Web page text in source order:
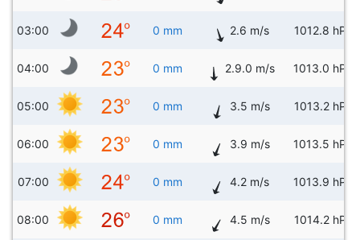
03:00 0 mm 2.6 m/s 1012.8 hPa
04:00 0 mm 2.9.0 m/s 1013.0 hPa
05:00 0 mm 3.5 m/s 1013.2 hPa
06:00 0 mm 3.9 m/s 1013.5 hPa
07:00 0 mm 4.2 m/s 1013.9 hPa
08:00 0 mm 4.5 m/s 1014.2 hPa